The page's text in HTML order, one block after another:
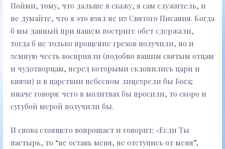
Пойми, тому, что дальше я скажу, я сам служитель, и
не думайте, что я это взял не из Святого Писания. Когда
б мы данный при нашем постриге обет сдержали,
тогда б не только прощение грехов получили, но и
земную честь восприяли (подобно вашим святым отцам
и чудотворцам, перед которыми склонились цари и
князи) и в царствии небесном лицезрели бы Бога;
иначе говоря: чего в молитвах бы просили, то скоро и
сугубой мерой получили бы.
И снова стоящего вопрошает и говорит: «Если Ты
пастырь, то “не оставь меня, не отступись от меня”,